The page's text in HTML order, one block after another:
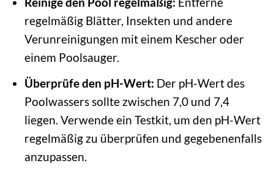
regelmäßig Blätter, Insekten und andere
Verunreinigungen mit einem Kescher oder
einem Poolsauger.
Überprüfe den pH-Wert: Der pH-Wert des
Poolwassers sollte zwischen 7,0 und 7,4
liegen. Verwende ein Testkit, um den pH-Wert
regelmäßig zu überprüfen und gegebenenfalls
anzupassen.